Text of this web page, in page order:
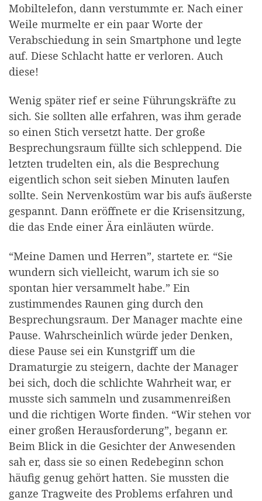
Mobiltelefon, dann verstummte er. Nach einer
Weile murmelte er ein paar Worte der
Verabschiedung in sein Smartphone und legte
auf. Diese Schlacht hatte er verloren. Auch
diese!
Wenig später rief er seine Führungskräfte zu
sich. Sie sollten alle erfahren, was ihm gerade
so einen Stich versetzt hatte. Der große
Besprechungsraum füllte sich schleppend. Die
letzten trudelten ein, als die Besprechung
eigentlich schon seit sieben Minuten laufen
sollte. Sein Nervenkostüm war bis aufs äußerste
gespannt. Dann eröffnete er die Krisensitzung,
die das Ende einer Ära einläuten würde.
“Meine Damen und Herren”, startete er. “Sie
wundern sich vielleicht, warum ich sie so
spontan hier versammelt habe.” Ein
zustimmendes Raunen ging durch den
Besprechungsraum. Der Manager machte eine
Pause. Wahrscheinlich würde jeder Denken,
diese Pause sei ein Kunstgriff um die
Dramaturgie zu steigern, dachte der Manager
bei sich, doch die schlichte Wahrheit war, er
musste sich sammeln und zusammenreißen
und die richtigen Worte finden. “Wir stehen vor
einer großen Herausforderung”, begann er.
Beim Blick in die Gesichter der Anwesenden
sah er, dass sie so einen Redebeginn schon
häufig genug gehört hatten. Sie mussten die
ganze Tragweite des Problems erfahren und